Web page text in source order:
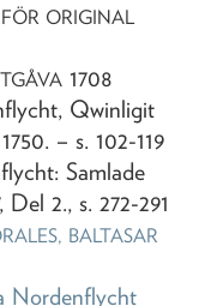
ORIGINAL
1708
Qwinligit
. – s. 102-119
Samlade
2., s. 272-291
BALTASAR
Nordenflycht